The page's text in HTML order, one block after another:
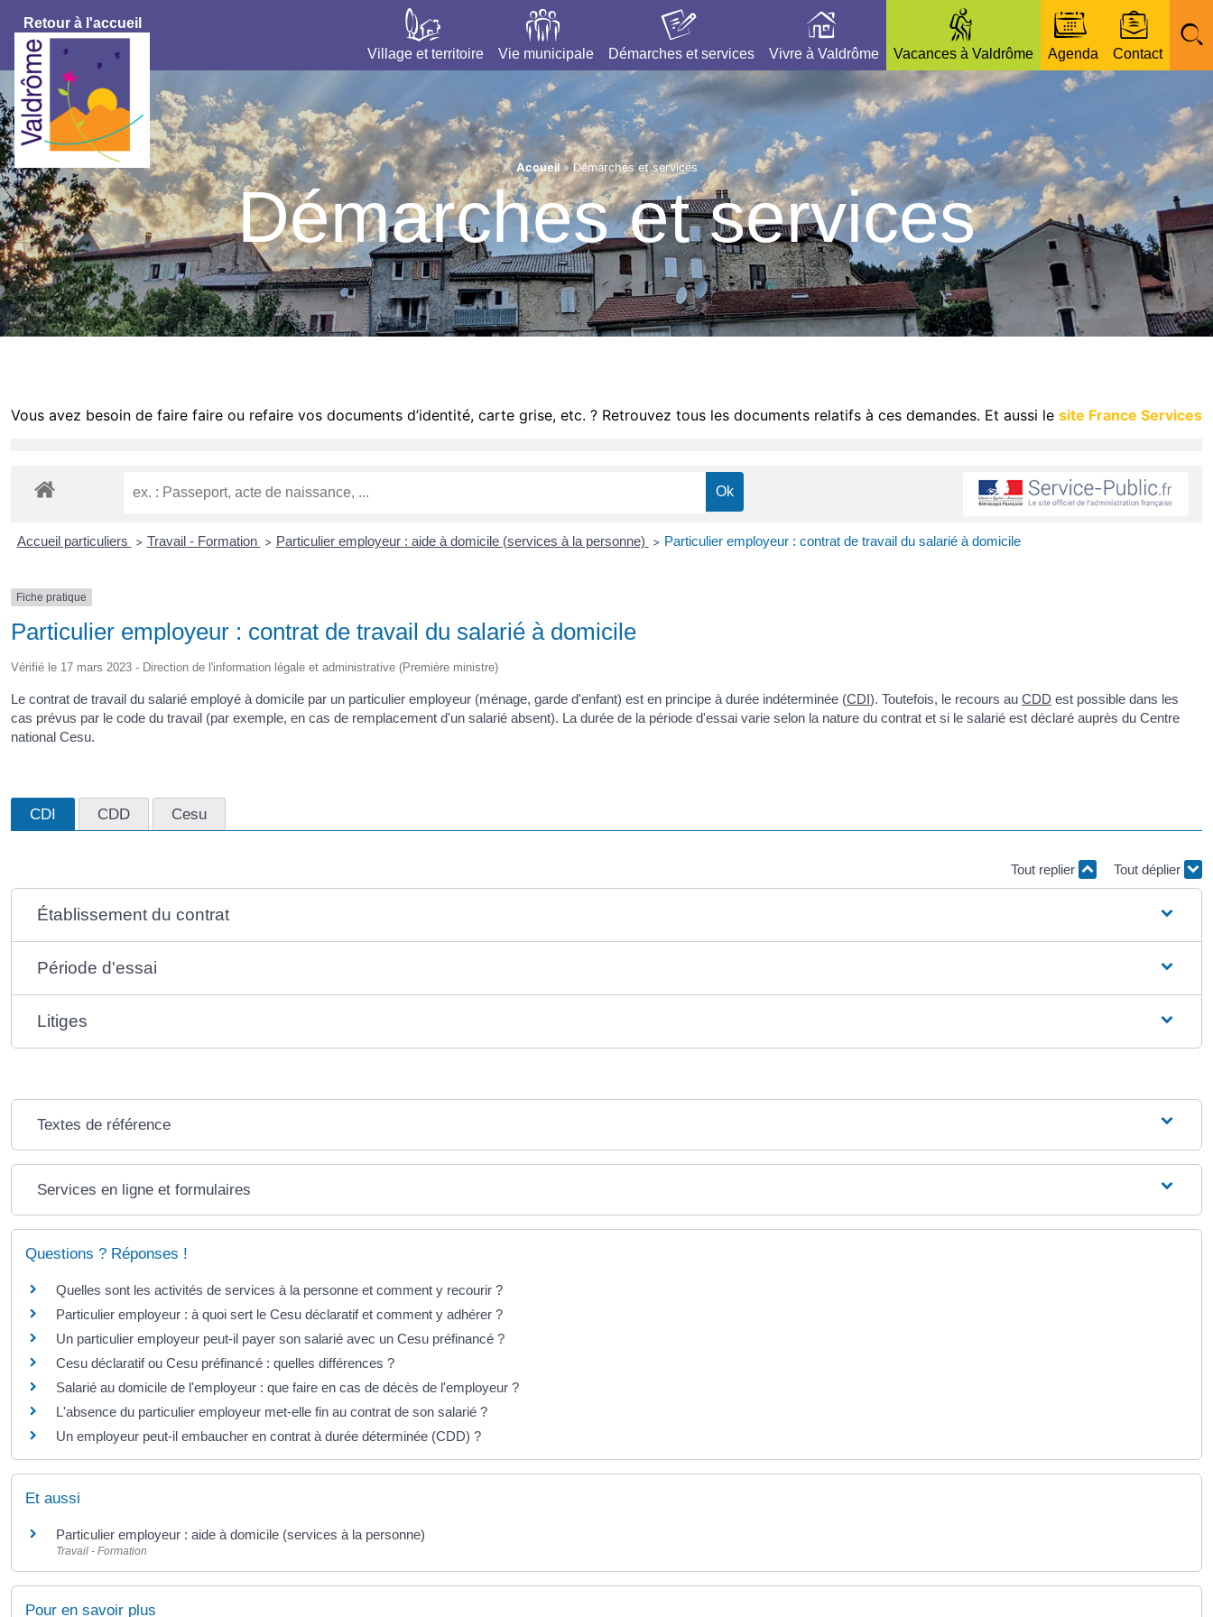
Retour à l'accueil
Village et territoire
Vie municipale Démarches et services Vivre à Valdrôme Vacances à Valdrôme Agenda Contact
Accueil»Démarches et services
Démarches et services
Vous avez besoin de faire faire ou refaire vos documents d’identité, carte grise, etc. ? Retrouvez tous les documents relatifs à ces demandes. Et aussi le site France Services
Accueil particuliers > Travail - Formation > Particulier employeur : aide à domicile (services à la personne) > Particulier employeur : contrat de travail du salarié à domicile
Fiche pratique
Particulier employeur : contrat de travail du salarié à domicile
Vérifié le 17 mars 2023 - Direction de l'information légale et administrative (Première ministre)
Le contrat de travail du salarié employé à domicile par un particulier employeur (ménage, garde d'enfant) est en principe à durée indéterminée (CDI). Toutefois, le recours au CDD est possible dans les
cas prévus par le code du travail (par exemple, en cas de remplacement d'un salarié absent). La durée de la période d'essai varie selon la nature du contrat et si le salarié est déclaré auprès du Centre
national Cesu.
CDI CDD Cesu
Tout replier Tout déplier
Établissement du contrat
Période d'essai
Litiges
Textes de référence
Services en ligne et formulaires
Questions ? Réponses !
Quelles sont les activités de services à la personne et comment y recourir ?
Particulier employeur : à quoi sert le Cesu déclaratif et comment y adhérer ?
Un particulier employeur peut-il payer son salarié avec un Cesu préfinancé ?
Cesu déclaratif ou Cesu préfinancé : quelles différences ?
Salarié au domicile de l'employeur : que faire en cas de décès de l'employeur ?
L'absence du particulier employeur met-elle fin au contrat de son salarié ?
Un employeur peut-il embaucher en contrat à durée déterminée (CDD) ?
Et aussi
Particulier employeur : aide à domicile (services à la personne)
Travail - Formation
Pour en savoir plus